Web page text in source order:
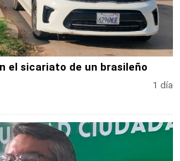
el sicariato de un brasileño
1 día